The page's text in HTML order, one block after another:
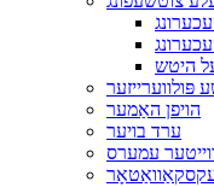
היטש
פּולווערייזער
הויפן האַמער
ערד בויער
עמערס
עקסקאַוואַטאָר